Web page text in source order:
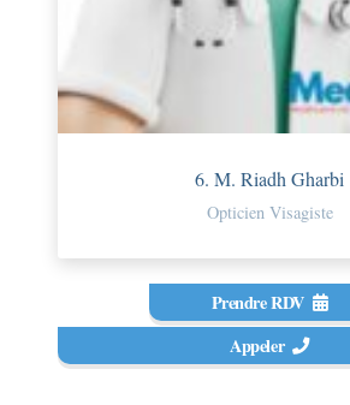
6. M. Riadh Gharbi
Opticien Visagiste
Prendre RDV
Appeler